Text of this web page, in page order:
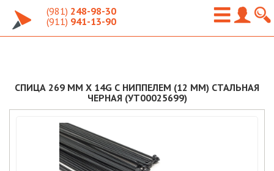
(981) 248-98-30
(911) 941-13-90
СПИЦА 269 ММ X 14G С НИППЕЛЕМ (12 ММ) СТАЛЬНАЯ
ЧЕРНАЯ (УТ00025699)